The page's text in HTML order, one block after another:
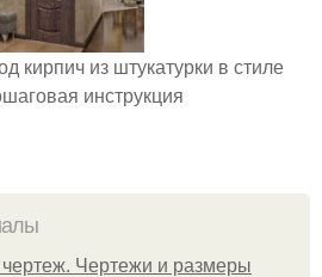
кирпич из штукатурки в стиле
инструкция
Чертежи и размеры